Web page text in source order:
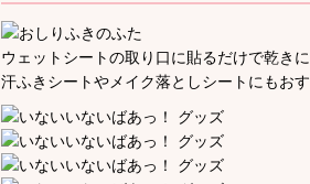
ウェットシートの取り口に貼るだけで乾き
汗ふきシートやメイク落としシートにもおす